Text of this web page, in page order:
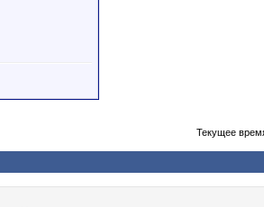
Текущее